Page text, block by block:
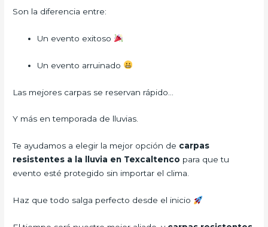
Son la diferencia entre:
Un evento exitoso
Un evento arruinado
Las mejores carpas se reservan rápido…
Y más en temporada de lluvias.
Te ayudamos a elegir la mejor opción de carpas
resistentes a la lluvia en Texcaltenco para que tu
evento esté protegido sin importar el clima.
Haz que todo salga perfecto desde el inicio